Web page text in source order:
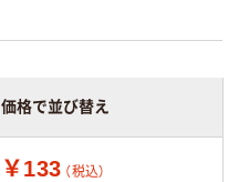
価格で並び替え
￥133 （税込）